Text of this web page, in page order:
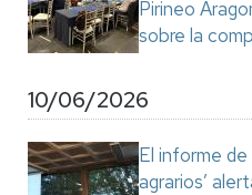
Pirineo
sobre la
10/06/2026
El informe de
agrarios’